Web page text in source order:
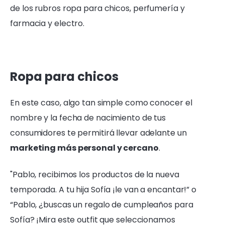
de los rubros ropa para chicos, perfumería y
farmacia y electro.
Ropa para chicos
En este caso, algo tan simple como conocer el
nombre y la fecha de nacimiento de tus
consumidores te permitirá llevar adelante un
marketing más personal y cercano.
"Pablo, recibimos los productos de la nueva
temporada. A tu hija Sofía ¡le van a encantar!” o
“Pablo, ¿buscas un regalo de cumpleaños para
Sofía? ¡Mira este outfit que seleccionamos